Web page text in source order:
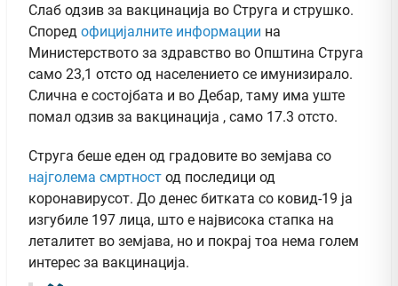
Слаб одзив за вакцинација во Струга и струшко.
Според официјалните информации на
Министерството за здравство во Општина Струга
само 23,1 отсто од населението се имунизирало.
Слична е состојбата и во Дебар, таму има уште
помал одзив за вакцинација , само 17.3 отсто.
Струга беше еден од градовите во земјава со
најголема смртност од последици од
коронавирусот. До денес битката со ковид-19 ја
изгубиле 197 лица, што е највисока стапка на
леталитет во земјава, но и покрај тоа нема голем
интерес за вакцинација.